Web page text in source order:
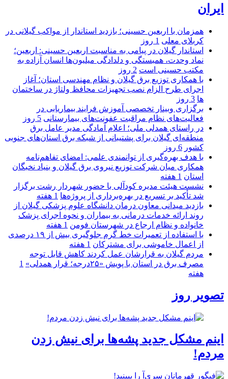
ایران
همزمان با اربعین حسینی؛ بازدید استاندار از مواکب گیلانی در
کربلای معلی 1 روز
استاندار گیلان در پیامی به مناسبت اربعین حسینی: اربعین؛
نماد وحدت، همبستگی و دلدادگی میلیون‌ها انسان آزاده به
مکتب حسینی است 2 روز
با همکاری توزیع برق گیلان و نظام مهندسی استان؛ آغاز
اجرای طرح الزام نصب تجهیزات محافظ ولتاژ در ساختمان
ها 3 روز
برگزاری وبینار تخصصی آموزش فرایند بیماریابی در
فعالیت‌های نظام مراقبت عفونت‌های بیمارستانی 5 روز
در راستای همدلی ملی؛ اعلام آمادگی مدیر عامل برق
منطقه‌ای گیلان برای پشتیبانی از شبكه برق استان‌های جنوبی
كشور 6 روز
با هدف بهره‌گیری از توانمندی علمی: امضای تفاهم‌نامه
همكاری میان شركت توزیع نیروی برق گیلان و بنیاد نخبگان
استان 1 هفته
نشست هیئت مدیره کودآلی با حضور شهردار رشت برگزار
شد تأکید بر تسریع در بهره‌برداری از پروژه‌ها 1 هفته
بازدید میدانی معاون درمان دانشگاه علوم پزشکی گیلان از
روند ارائه خدمات درمانی به بیماران و نحوه اجرای پزشک
خانواده و نظام ارجاع در شهرستان فومن 1 هفته
با استفاده از تعمیرات خط گرم جلوگیری بیش از ۱۹ درصدی
از اعمال خاموشی برای مشتركان 1 هفته
مردم گیلان به قرارشان عمل کردند كاهش قابل توجه
مصرف برق در استان با پویش «۲۵درجه؛ قرار همدلی»
1
هفته
تصویر روز
اینم مشکل جدید پشه‌ها برای نیش زدن
مردم!